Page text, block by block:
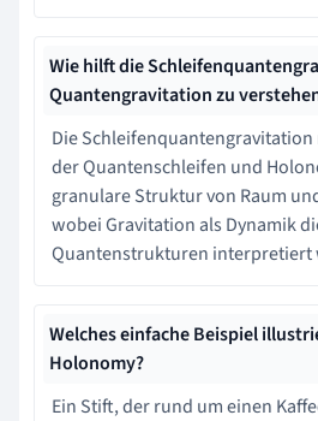
Wie hilft die
Quantengravitation zu
Die
der Quantenschleifen und
granulare Struktur von Raum
wobei Gravitation als Dynamik
Quantenstrukturen interpretiert
Welches einfache Beispiel
Holonomy?
Ein Stift, der rund um einen